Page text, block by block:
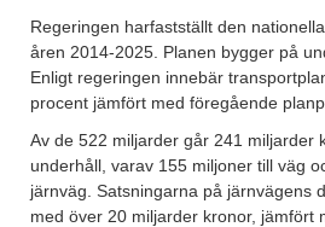
Regeringen harfastställt den
åren 2014-2025. Planen bygger på
Enligt regeringen innebär
procent jämfört med föregående
Av de 522 miljarder går 241 miljarder
underhåll, varav 155 miljoner till väg
järnväg. Satsningarna på järnvägens
med över 20 miljarder kronor, jämfört